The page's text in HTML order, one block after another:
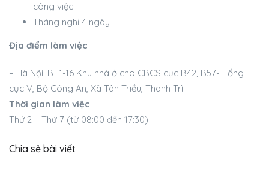
công việc.
Tháng nghỉ 4 ngày
Địa điểm làm việc
– Hà Nội: BT1-16 Khu nhà ở cho CBCS cục B42, B57- Tổng
cục V, Bộ Công An, Xã Tân Triều, Thanh Trì
Thời gian làm việc
Thứ 2 – Thứ 7 (từ 08:00 đến 17:30)
Chia sẻ bài viết